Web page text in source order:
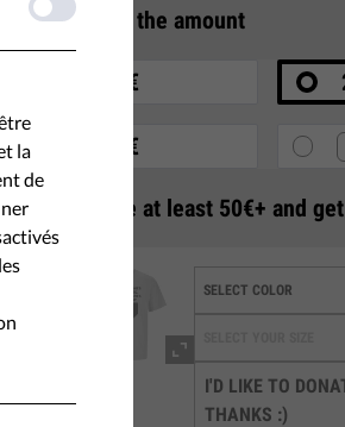
2 Select the amount
10 €
35 €
Donate at least 50€+ and
I'D LIKE TO
THANKS :)
la
de